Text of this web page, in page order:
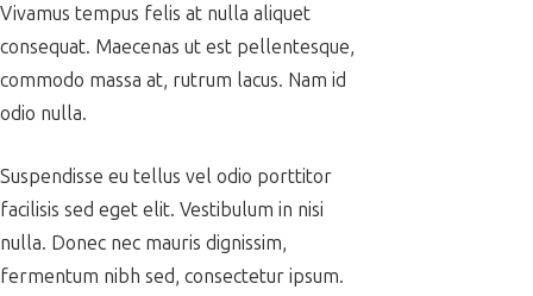
Vivamus tempus felis at nulla aliquet
consequat. Maecenas ut est pellentesque,
commodo massa at, rutrum lacus. Nam id
odio nulla.
Suspendisse eu tellus vel odio porttitor
facilisis sed eget elit. Vestibulum in nisi
nulla. Donec nec mauris dignissim,
fermentum nibh sed, consectetur ipsum.